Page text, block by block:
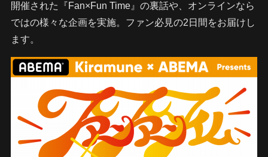
開催された『Fan×Fun Time』の裏話や、オンラインなら
ではの様々な企画を実施。ファン必見の2日間をお届けし
ます。